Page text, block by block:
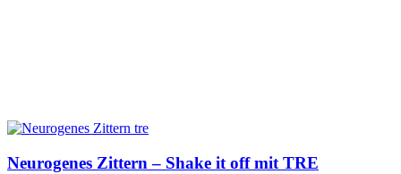
Neurogenes Zittern – Shake it off mit TRE